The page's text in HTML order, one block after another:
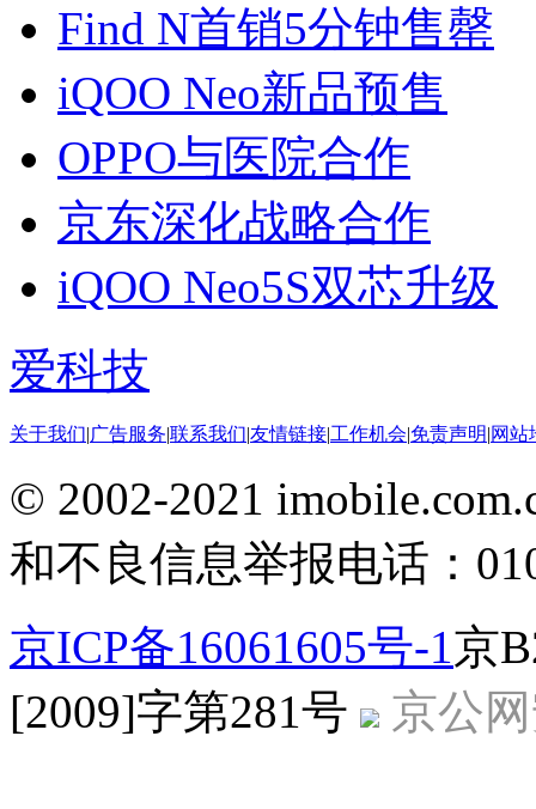
Find N首销5分钟售罄
iQOO Neo新品预售
OPPO与医院合作
京东深化战略合作
iQOO Neo5S双芯升级
爱科技
关于我们|广告服务|联系我们|友情链接|工作机会|免责声明|网站
© 2002-2021
和不良信息举报电话：
京ICP备16061605号-1 京
[2009]字第281号
京公